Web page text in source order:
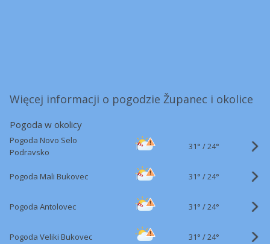
Więcej informacji o pogodzie Županec i okolice
Pogoda w okolicy
Pogoda Novo Selo
Podravsko
31° /24°
Pogoda Mali Bukovec 31° /24°
Pogoda Antolovec 31° /24°
Pogoda Veliki Bukovec 31° /24°